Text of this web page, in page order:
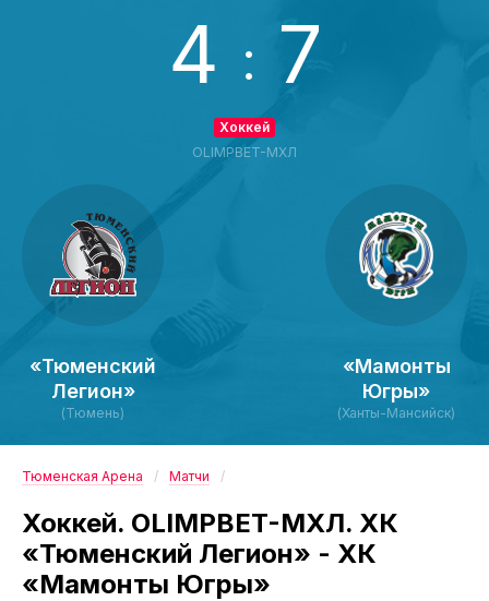
«Тюменский
Легион»
(Тюмень)
4 : 7
Хоккей
OLIMPBET-МХЛ
«Мамонты
Югры»
(Ханты-Мансийск)
Тюменская Арена Матчи
Хоккей. OLIMPBET-МХЛ. ХК
«Тюменский Легион» - ХК
«Мамонты Югры»